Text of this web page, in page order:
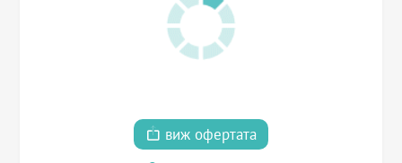
виж офертата